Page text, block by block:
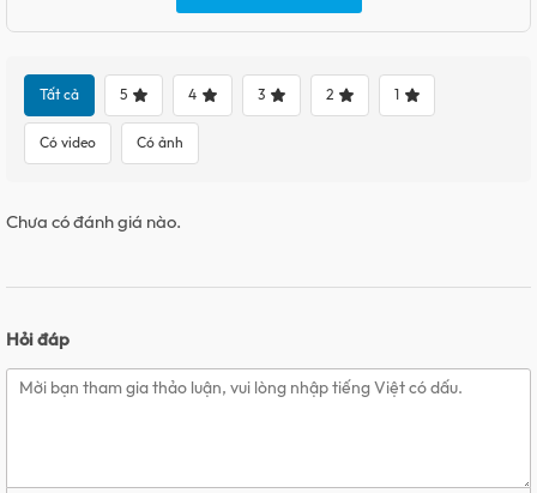
Tất cả 5 4 3 2 1
Có video Có ảnh
Chưa có đánh giá nào.
Hỏi đáp